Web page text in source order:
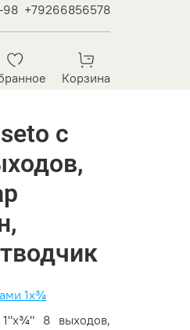
98 +79266856578
Корзина
с
1x¾
1"x¾" 8 выходов,